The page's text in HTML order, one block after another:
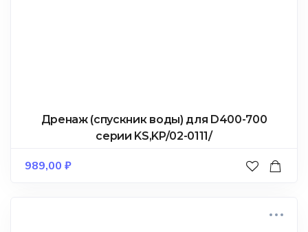
Дренаж (спускник воды) для D400-700
серии KS,KP/02-0111/
989,00 ₽